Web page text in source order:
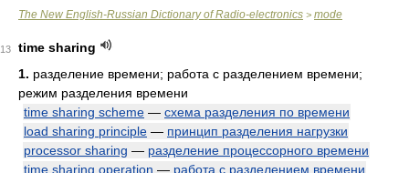
The New English-Russian Dictionary of Radio-electronics > mode
13
time sharing
1. разделение времени; работа с разделением времени;
режим разделения времени
time sharing scheme — схема разделения по времени
load sharing principle — принцип разделения нагрузки
processor sharing — разделение процессорного времени
time sharing operation — работа с разделением времени